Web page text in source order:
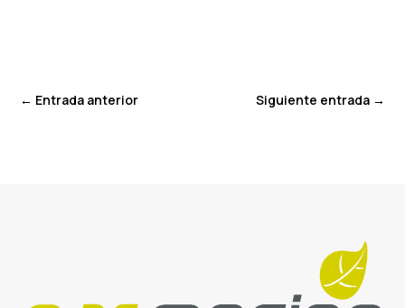
← Entrada anterior Siguiente entrada→